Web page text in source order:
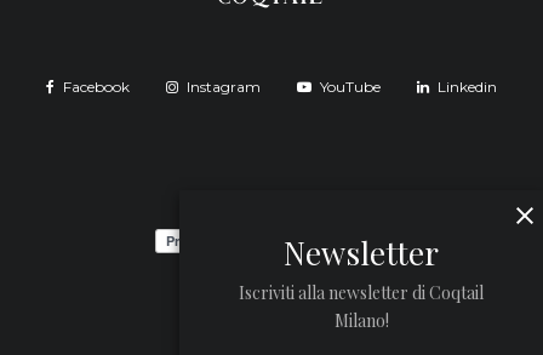
Facebook Instagram YouTube Linkedin
Newsletter
Iscriviti alla newsletter di Coqtail
Milano!